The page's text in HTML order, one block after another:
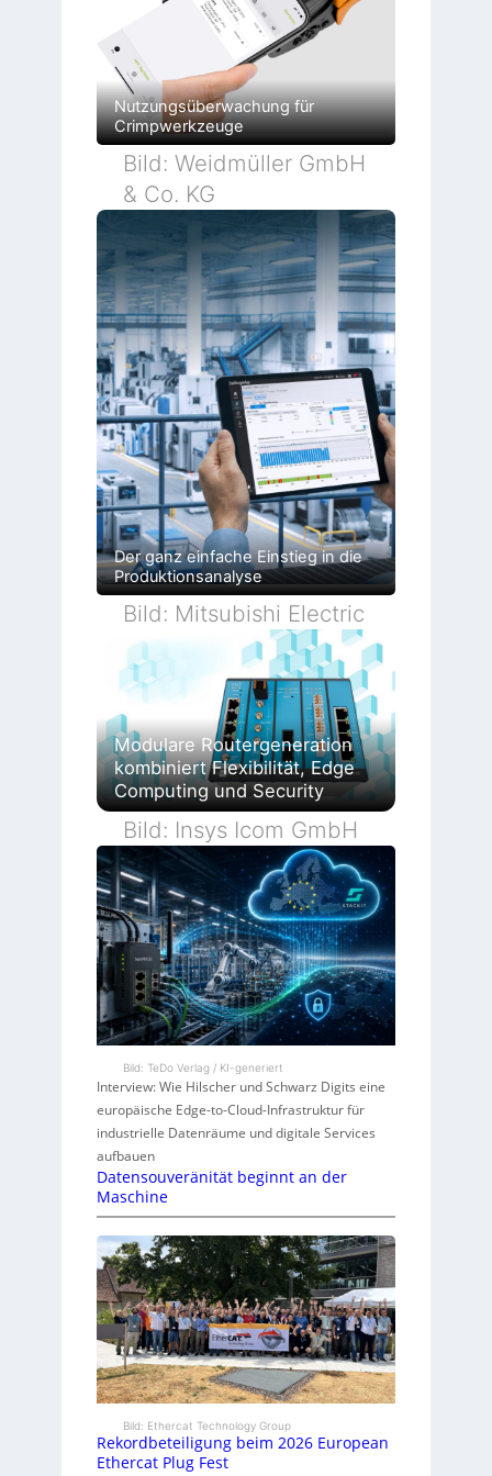
Nutzungsüberwachung für
Crimpwerkzeuge
Bild: Weidmüller GmbH
& Co. KG
Der ganz einfache Einstieg in die
Produktionsanalyse
Bild: Mitsubishi Electric
Modulare Routergeneration
kombiniert Flexibilität, Edge
Computing und Security
Bild: Insys Icom GmbH
Bild: TeDo Verlag / KI-generiert
Interview: Wie Hilscher und Schwarz Digits eine
europäische Edge-to-Cloud-Infrastruktur für
industrielle Datenräume und digitale Services
aufbauen
Datensouveränität beginnt an der
Maschine
Bild: Ethercat Technology Group
Rekordbeteiligung beim 2026 European
Ethercat Plug Fest